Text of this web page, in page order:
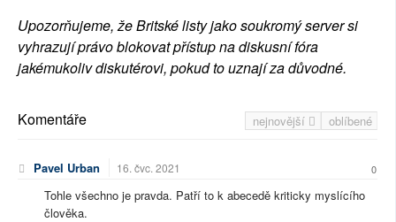
Upozorňujeme, že Britské listy jako soukromý server si
vyhrazují právo blokovat přístup na diskusní fóra
jakémukoliv diskutérovi, pokud to uznají za důvodné.
nejnovější oblíbené
Komentáře
Pavel Urban 16. čvc. 2021 0
Tohle všechno je pravda. Patří to k abecedě kriticky myslícího
člověka.